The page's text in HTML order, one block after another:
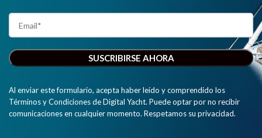
Al enviar este formulario, acepta haber leído y comprendido los
Términos y Condiciones de Digital Yacht. Puede optar por no recibir
comunicaciones en cualquier momento. Respetamos su privacidad.